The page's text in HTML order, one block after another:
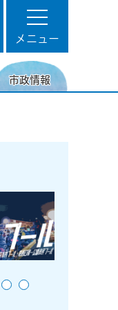
メニュー
市政情報